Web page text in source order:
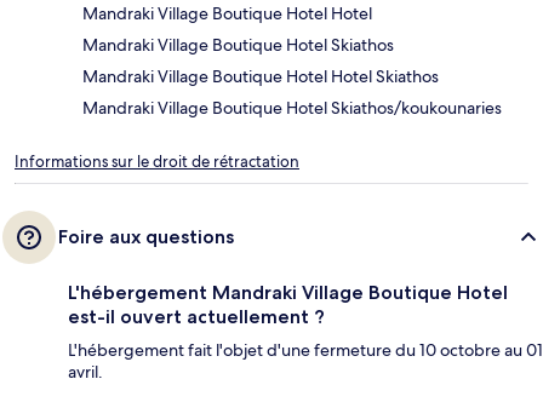
Mandraki Village Boutique Hotel Hotel
Mandraki Village Boutique Hotel Skiathos
Mandraki Village Boutique Hotel Hotel Skiathos
Mandraki Village Boutique Hotel Skiathos/koukounaries
Informations sur le droit de rétractation
Foire aux questions
L'hébergement Mandraki Village Boutique Hotel
est-il ouvert actuellement ?
L'hébergement fait l'objet d'une fermeture du 10 octobre au 01
avril.